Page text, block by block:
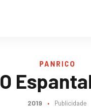
PANRICO
O
2019 • Publicidade